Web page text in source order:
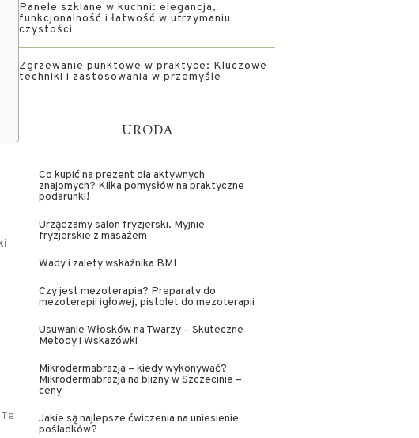
Panele szklane w kuchni: elegancja,
funkcjonalność i łatwość w utrzymaniu
czystości
Zgrzewanie punktowe w praktyce: Kluczowe
techniki i zastosowania w przemyśle
URODA
Co kupić na prezent dla aktywnych
znajomych? Kilka pomysłów na praktyczne
podarunki!
Urządzamy salon fryzjerski. Myjnie
fryzjerskie z masażem
Wady i zalety wskaźnika BMI
Czy jest mezoterapia? Preparaty do
mezoterapii igłowej, pistolet do mezoterapii
Usuwanie Włosków na Twarzy – Skuteczne
Metody i Wskazówki
Mikrodermabrazja – kiedy wykonywać?
Mikrodermabrazja na blizny w Szczecinie –
ceny
Jakie są najlepsze ćwiczenia na uniesienie
pośladków?